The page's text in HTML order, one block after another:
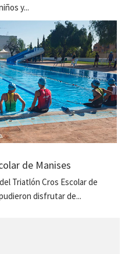
y...
de Manises
Triatlón Cros Escolar de
disfrutar de...